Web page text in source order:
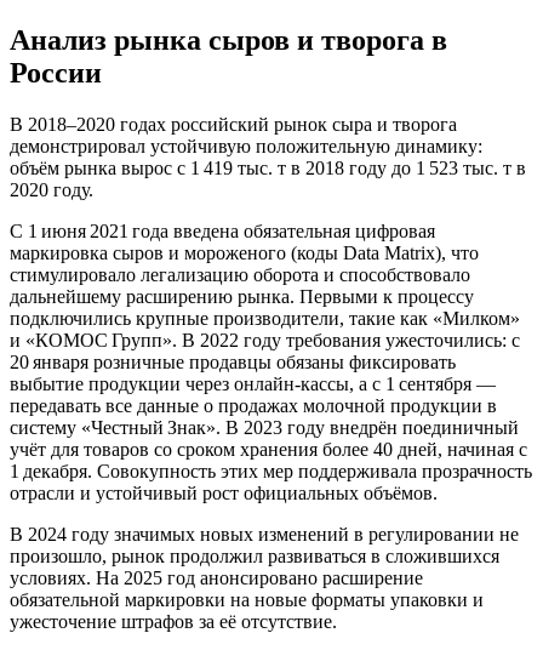
Анализ рынка сыров и творога в
России
В 2018–2020 годах российский рынок сыра и творога
демонстрировал устойчивую положительную динамику:
объём рынка вырос с 1 419 тыс. т в 2018 году до 1 523 тыс. т в
2020 году.
С 1 июня 2021 года введена обязательная цифровая
маркировка сыров и мороженого (коды Data Matrix), что
стимулировало легализацию оборота и способствовало
дальнейшему расширению рынка. Первыми к процессу
подключились крупные производители, такие как «Милком»
и «КОМОС Групп». В 2022 году требования ужесточились: с
20 января розничные продавцы обязаны фиксировать
выбытие продукции через онлайн-кассы, а с 1 сентября —
передавать все данные о продажах молочной продукции в
систему «Честный Знак». В 2023 году внедрён поединичный
учёт для товаров со сроком хранения более 40 дней, начиная с
1 декабря. Совокупность этих мер поддерживала прозрачность
отрасли и устойчивый рост официальных объёмов.
В 2024 году значимых новых изменений в регулировании не
произошло, рынок продолжил развиваться в сложившихся
условиях. На 2025 год анонсировано расширение
обязательной маркировки на новые форматы упаковки и
ужесточение штрафов за её отсутствие.